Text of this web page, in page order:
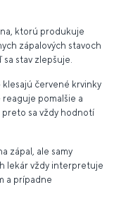
ktorú produkuje
zápalových stavoch
stav zlepšuje.
klesajú červené krvinky
reaguje pomalšie a
preto sa vždy hodnotí
zápal, ale samy
lekár vždy interpretuje
a prípadne